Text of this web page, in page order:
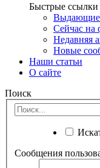
Быстрые ссылки
Сейчас на
Недавняя
Новые
Наши статьи
О сайте
Поиск
Сообщения